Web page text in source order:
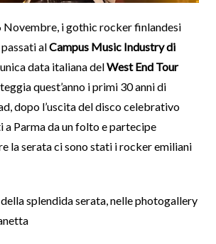
Novembre, i gothic rocker finlandesi
alCampus Music Industry di
data italiana delWest End Tour
quest’anno i primi 30 anni di
dopo l’uscita del disco celebrativo
a Parma da un folto e partecipe
la serata ci sono stati i rocker emiliani
splendida serata, nelle photogallery